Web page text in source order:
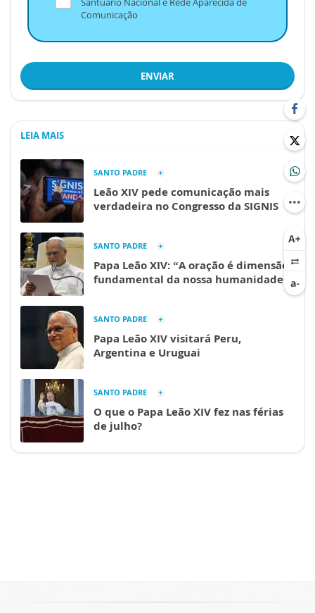
Comunicação
ENVIAR
LEIA MAIS
SANTO PADRE
Leão XIV pede comunicação mais
verdadeira no Congresso da SIGNIS
SANTO PADRE
Papa Leão XIV: “A oração é dimensão
fundamental da nossa humanidade”
SANTO PADRE
Papa Leão XIV visitará Peru,
Argentina e Uruguai
SANTO PADRE
O que o Papa Leão XIV fez nas férias
de julho?